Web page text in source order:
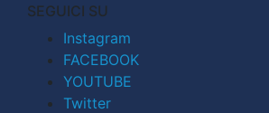
SEGUICI SU
Instagram
FACEBOOK
YOUTUBE
Twitter